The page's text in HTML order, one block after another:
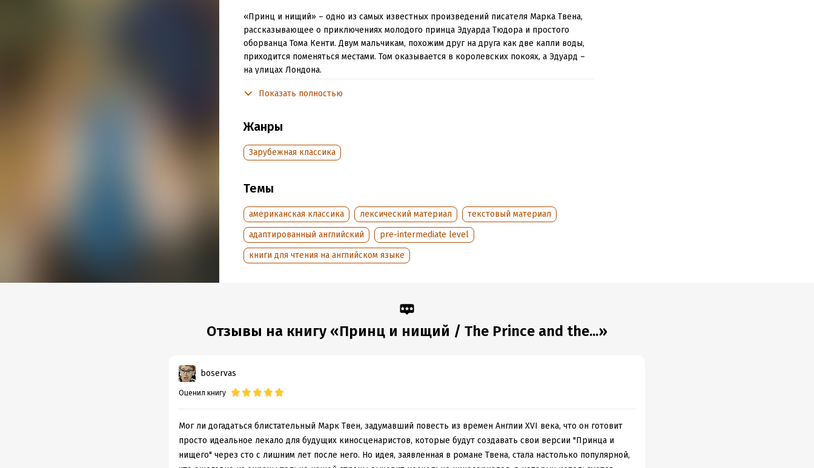
«Принц и нищий» – одно из самых известных произведений писателя Марка Твена,
рассказывающее о приключениях молодого принца Эдуарда Тюдора и простого
оборванца Тома Кенти. Двум мальчикам, похожим друг на друга как две капли воды,
приходится поменяться местами. Том оказывается в королевских покоях, а Эдуард –
на улицах Лондона.
Текст произведения адаптирован и сопровождается словарем. Предназначается для
Подробная информация
Дата написания:1 января 2019
Год издания:
Дата поступления:9 декабря 2019
Показать полностью
Жанры
Зарубежная классика
Темы
американская классика лексический материал
текстовый материал
адаптированный английский
pre-intermediate level
книги для чтения на английском языке
Отзывы на книгу «Принц и нищий / The Prince and the...»
boservas
Оценил книгу
Мог ли догадаться блистательный Марк Твен, задумавший повесть из времен Англии XVI века, что он готовит
просто идеальное лекало для будущих киносценаристов, которые будут создавать свои версии "Принца и
нищего" через сто с лишним лет после него. Но идея, заявленная в романе Твена, стала настолько популярной,